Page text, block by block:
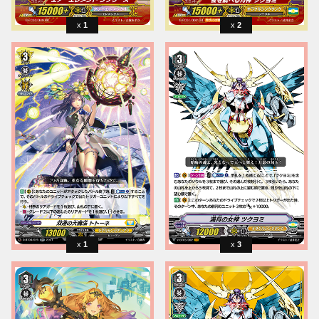
1 2
1 3